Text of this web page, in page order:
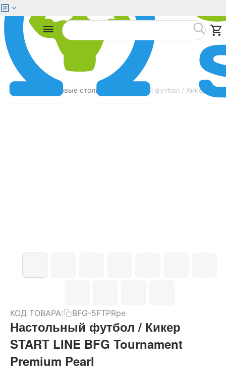
Игровые столы Настольный футбол / Кикер
КОД ТОВАРА: BFG-5FTPRpe
Настольный футбол / Кикер
START LINE BFG Tournament
Premium Pearl
Меню Найти